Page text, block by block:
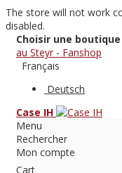
The store will not work
disabled.
Choisir une boutique
au Steyr - Fanshop
Français
Deutsch
Case IH
Menu
Rechercher
Mon compte
Cart